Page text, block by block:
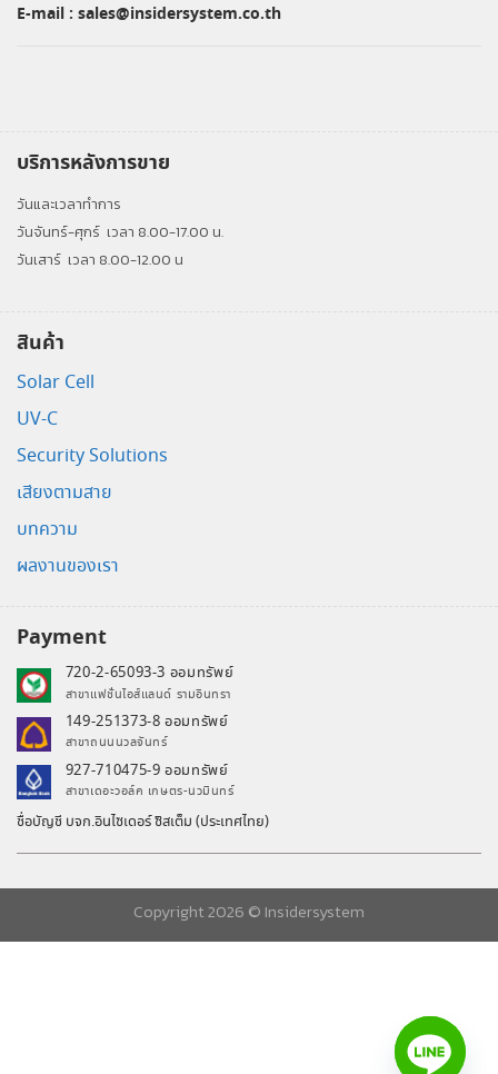
E-mail : sales@insidersystem.co.th
บริการหลังการขาย
วันและเวลาทำการ
วันจันทร์-ศุกร์ เวลา 8.00-17.00 น.
วันเสาร์ เวลา 8.00-12.00 น
สินค้า
Solar Cell
UV-C
Security Solutions
เสียงตามสาย
บทความ
ผลงานของเรา
Payment
720-2-65093-3 ออมทรัพย์
สาขาแฟชั่นไอส์แลนด์ รามอินทรา
149-251373-8 ออมทรัพย์
สาขาถนนนวลจันทร์
927-710475-9 ออมทรัพย์
สาขาเดอะวอล์ค เกษตร-นวมินทร์
ชื่อบัญชี บจก.อินไซเดอร์ ซิสเต็ม (ประเทศไทย)
Copyright 2026 © Insidersystem